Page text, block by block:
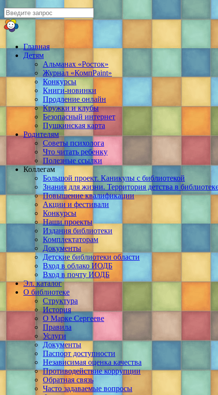
Главная
Детям
Альманах «Росток»
Журнал «КомпPaint»
Конкурсы
Книги-новинки
Продление онлайн
Кружки и клубы
Безопасный интернет
Пушкинская карта
Родителям
Советы психолога
Что читать ребенку
Полезные ссылки
Коллегам
Большой проект. Каникулы с библиотекой
Знания для жизни. Территория детства в
Повышение квалификации
Акции и фестивали
Конкурсы
Наши проекты
Издания библиотеки
Комплектаторам
Документы
Детские библиотеки области
Вход в облако ИОДБ
Вход в почту ИОДБ
Эл. каталог
О библиотеке
Структура
История
О Марке Сергееве
Правила
Услуги
Документы
Паспорт доступности
Независимая оценка качества
Противодействие коррупции
Обратная связь
Часто задаваемые вопросы